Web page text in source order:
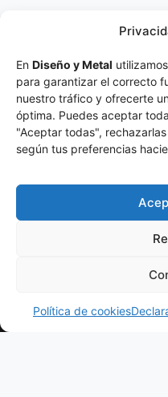
En Diseño y Metal
para garantizar el correcto
nuestro tráfico y ofrecerte
óptima. Puedes aceptar
"Aceptar todas",
según tus preferencias
Política de cookies
artesanal
> Rejas de
>